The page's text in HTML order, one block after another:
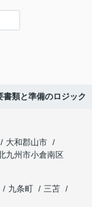
類と準備のロジック
大和郡山市
九州市小倉南区
九条町
三苫